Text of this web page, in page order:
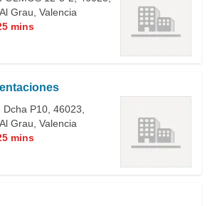
Grau, Valencia
mins
P10, 46023,
Grau, Valencia
mins